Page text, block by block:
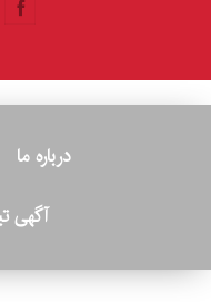
درباره ما
آگهی